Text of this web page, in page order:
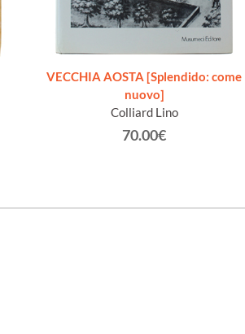
VECCHIA AOSTA [Splendido: come
nuovo]
Colliard Lino
70.00€